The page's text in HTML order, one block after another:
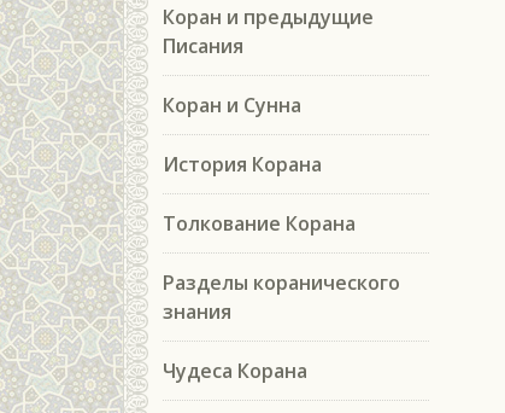
Коран и предыдущие
Писания
Коран и Сунна
История Корана
Толкование Корана
Разделы коранического
знания
Чудеса Корана